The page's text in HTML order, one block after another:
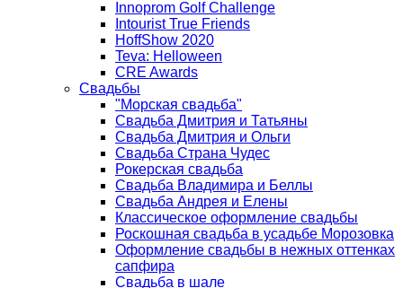
Innoprom Golf Challenge
Intourist True Friends
HoffShow 2020
Teva: Helloween
CRE Awards
Свадьбы
"Морская свадьба"
Свадьба Дмитрия и Татьяны
Свадьба Дмитрия и Ольги
Свадьба Страна Чудес
Рокерская свадьба
Свадьба Владимира и Беллы
Свадьба Андрея и Елены
Классическое оформление свадьбы
Роскошная свадьба в усадьбе Морозовка
Оформление свадьбы в нежных оттенках
сапфира
Свадьба в шале